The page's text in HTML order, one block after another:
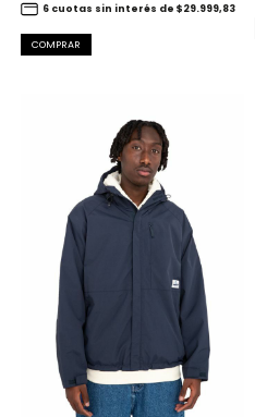
6 cuotas sin interés de $29.999,83
COMPRAR